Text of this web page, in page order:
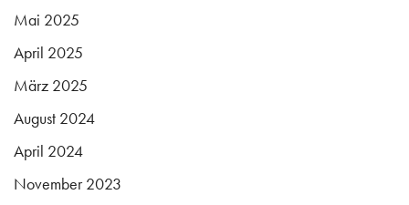
Mai 2025
April 2025
März 2025
August 2024
April 2024
November 2023